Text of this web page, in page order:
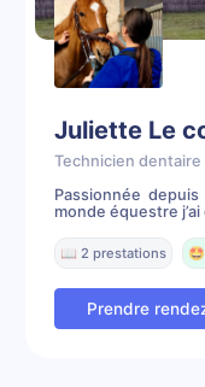
Juliette Le
Technicien dentaire
Passionnée
monde équestre j’ai
📖 2 prestations
Prendre